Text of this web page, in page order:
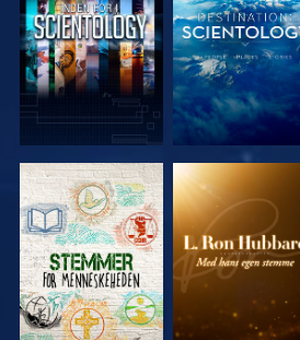
UDFORSK
SERIEN
UDFORSK
SERIEN